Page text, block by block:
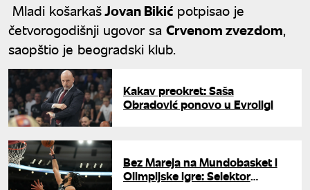
Mladi košarkašJovan Bikić potpisao je
četvorogodišnji ugovor sa Crvenom zvezdom,
saopštio je beogradski klub.
Kakav preokret: Saša
Obradović ponovo u Evroligi
Bez Mareja na Mundobasket i
Olimpijske igre: Selektor